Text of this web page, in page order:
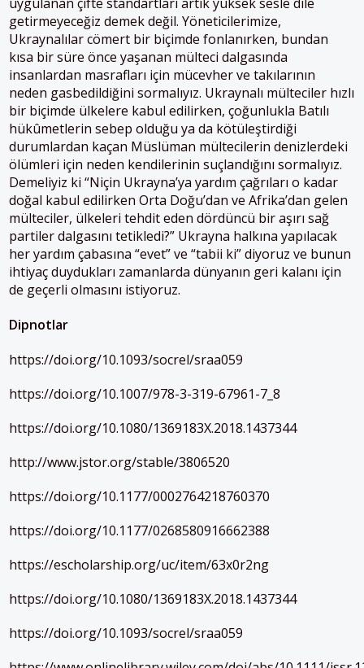
getirmeyeceğiz demek değil. Yöneticilerimize,
Ukraynalılar cömert bir biçimde fonlanırken, bundan
kısa bir süre önce yaşanan mülteci dalgasında
insanlardan masrafları için mücevher ve takılarının
neden gasbedildiğini sormalıyız. Ukraynalı mülteciler hızlı
bir biçimde ülkelere kabul edilirken, çoğunlukla Batılı
hükûmetlerin sebep olduğu ya da kötüleştirdiği
durumlardan kaçan Müslüman mültecilerin denizlerdeki
ölümleri için neden kendilerinin suçlandığını sormalıyız.
Demeliyiz ki “Niçin Ukrayna’ya yardım çağrıları o kadar
doğal kabul edilirken Orta Doğu’dan ve Afrika’dan gelen
mülteciler, ülkeleri tehdit eden dördüncü bir aşırı sağ
partiler dalgasını tetikledi?” Ukrayna halkına yapılacak
her yardım çabasına “evet” ve “tabii ki” diyoruz ve bunun
ihtiyaç duydukları zamanlarda dünyanın geri kalanı için
de geçerli olmasını istiyoruz.
Dipnotlar
https://doi.org/10.1093/socrel/sraa059
https://doi.org/10.1007/978-3-319-67961-7_8
https://doi.org/10.1080/1369183X.2018.1437344
http://www.jstor.org/stable/3806520
https://doi.org/10.1177/0002764218760370
https://doi.org/10.1177/0268580916662388
https://escholarship.org/uc/item/63x0r2ng
https://doi.org/10.1080/1369183X.2018.1437344
https://doi.org/10.1093/socrel/sraa059